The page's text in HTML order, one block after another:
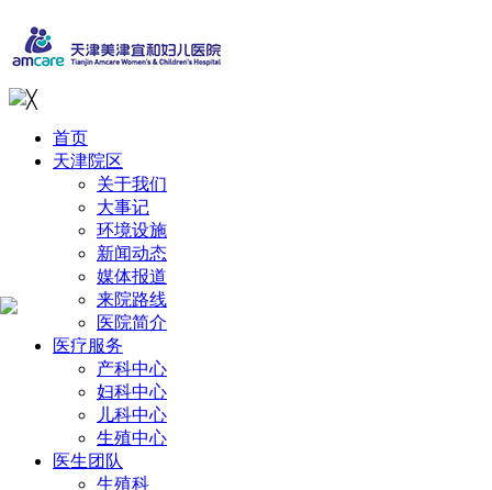
╳
首页
天津院区
关于我们
大事记
环境设施
新闻动态
媒体报道
来院路线
医院简介
医疗服务
产科中心
妇科中心
儿科中心
生殖中心
医生团队
生殖科